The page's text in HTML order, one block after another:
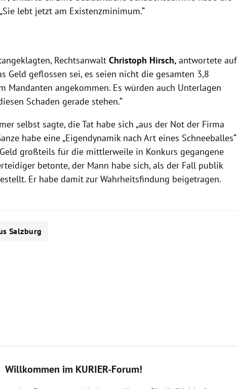
lebt jetzt am Existenzminimum.“
RechtsanwaltChristoph Hirsch,antwortete auf
Geld geflossen sei, es seien nicht die gesamten 3,8
Mandanten angekommen. Es würden auch Unterlagen
Schaden gerade stehen.“
selbst sagte, die Tat habe sich „aus der Not der Firma
habe eine „Eigendynamik nach Art eines Schneeballes“
großteils für die mittlerweile in Konkurs gegangene
betonte, der Mann habe sich, als der Fall publik
Er habe damit zur Wahrheitsfindung beigetragen.
Salzburg